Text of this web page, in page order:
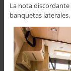
La nota discordante
banquetas laterales.